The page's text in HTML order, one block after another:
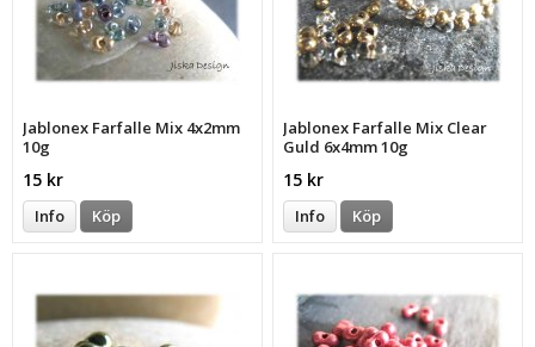
Jablonex Farfalle Mix 4x2mm
10g
15 kr
Info Köp
Jablonex Farfalle Mix Clear
Guld 6x4mm 10g
15 kr
Info Köp